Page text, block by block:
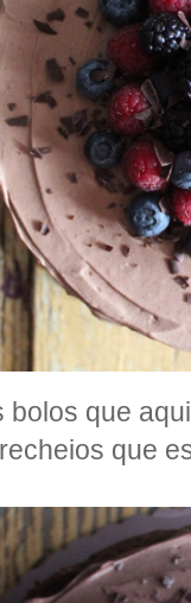
bolos que
que